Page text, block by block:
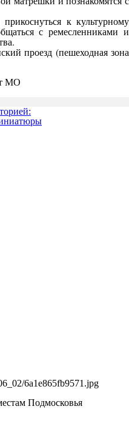
к культурному
с ремесленниками и
проезд (пешеходная зона
МО
6a1e865fb9571.jpg
Подмосковья